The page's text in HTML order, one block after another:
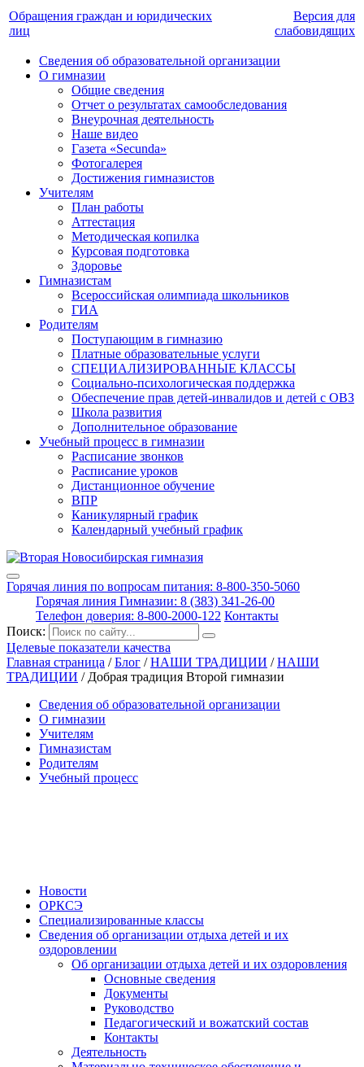
Обращения граждан и юридических
лиц
Версия для
слабовидящих
Сведения об образовательной организации
О гимназии
Общие сведения
Отчет о результатах самообследования
Внеурочная деятельность
Наше видео
Газета «Secunda»
Фотогалерея
Достижения гимназистов
Учителям
План работы
Аттестация
Методическая копилка
Курсовая подготовка
Здоровье
Гимназистам
Всероссийская олимпиада школьников
ГИА
Родителям
Поступающим в гимназию
Платные образовательные услуги
СПЕЦИАЛИЗИРОВАННЫЕ КЛАССЫ
Социально-психологическая поддержка
Обеспечение прав детей-инвалидов и детей с ОВЗ
Школа развития
Дополнительное образование
Учебный процесс в гимназии
Расписание звонков
Расписание уроков
Дистанционное обучение
ВПР
Каникулярный график
Календарный учебный график
Горячая линия по вопросам питания: 8-800-350-5060
Горячая линия Гимназии: 8 (383) 341-26-00
Телефон доверия: 8-800-2000-122 Контакты
Поиск:
Целевые показатели качества
Главная страница /Блог /НАШИ ТРАДИЦИИ /НАШИ
ТРАДИЦИИ / Добрая традиция Второй гимназии
Сведения об образовательной организации
О гимназии
Учителям
Гимназистам
Родителям
Учебный процесс
Новости
ОРКСЭ
Специализированные классы
Сведения об организации отдыха детей и их
оздоровлении
Об организации отдыха детей и их оздоровления
Основные сведения
Документы
Руководство
Педагогический и вожатский состав
Контакты
Деятельность